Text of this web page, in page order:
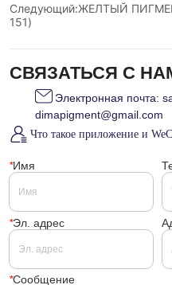
Следующий:ЖЕЛТЫЙ
151)
СВЯЗАТЬСЯ С
Электронная почта:
dimapigment@gmail.com
Что такое приложение и
*Имя
*Эл. адрес
*Сообщение